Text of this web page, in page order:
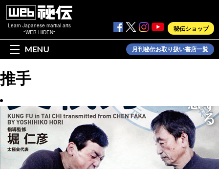
Learn Japanese martial arts
"WEB HIDEN"
秘伝ショップ
MENU 月刊秘伝お取り扱い書店一覧
推手